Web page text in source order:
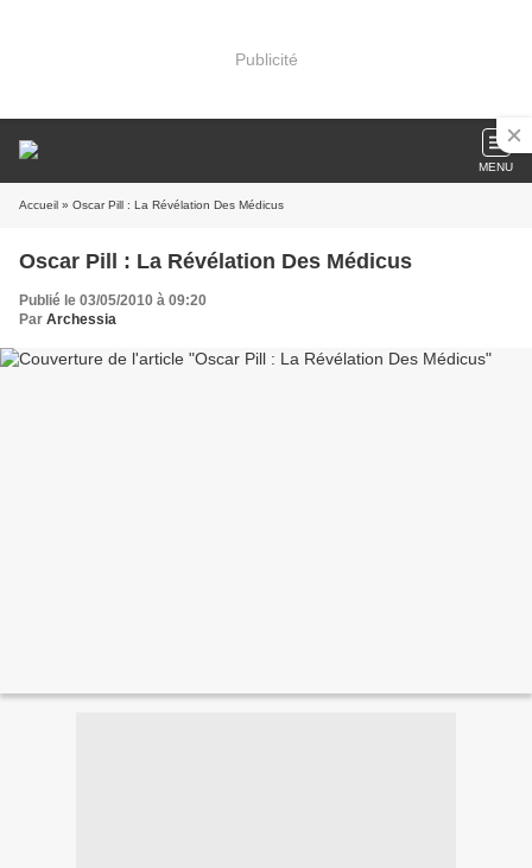
Publicité
MENU
Accueil » Oscar Pill : La Révélation Des Médicus
Oscar Pill : La Révélation Des Médicus
Publié le 03/05/2010 à 09:20
Par Archessia